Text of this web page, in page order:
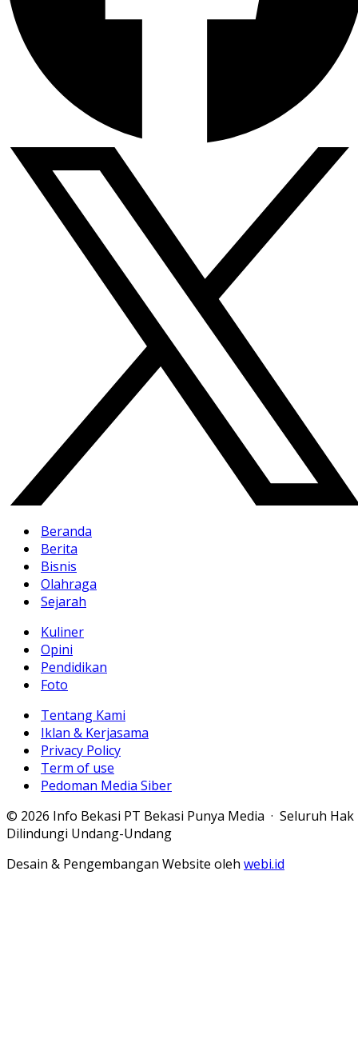
Beranda
Berita
Bisnis
Olahraga
Sejarah
Kuliner
Opini
Pendidikan
Foto
Tentang Kami
Iklan & Kerjasama
Privacy Policy
Term of use
Pedoman Media Siber
© 2026 Info Bekasi PT Bekasi Punya Media · Seluruh Hak
Dilindungi Undang-Undang
Desain & Pengembangan Website oleh webi.id